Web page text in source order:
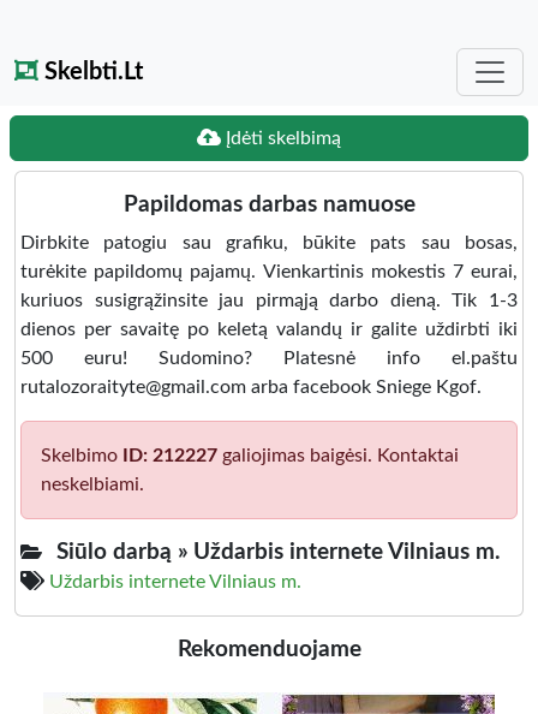
Skelbti.Lt
Įdėti skelbimą
Papildomas darbas namuose
Dirbkite patogiu sau grafiku, būkite pats sau bosas,
turėkite papildomų pajamų. Vienkartinis mokestis 7 eurai,
kuriuos susigrąžinsite jau pirmąją darbo dieną. Tik 1-3
dienos per savaitę po keletą valandų ir galite uždirbti iki
500 euru! Sudomino? Platesnė info el.paštu
rutalozoraityte@gmail.com arba facebook Sniege Kgof.
Skelbimo ID: 212227 galiojimas baigėsi. Kontaktai
neskelbiami.
Siūlo darbą » Uždarbis internete Vilniaus m.
Uždarbis internete Vilniaus m.
Rekomenduojame